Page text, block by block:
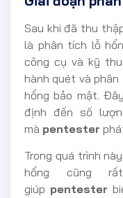
Sau khi đã thu
là phân tích lỗ
công cụ và kỹ
hành quét và
hổng bảo mật.
định đến số
mà pentester
Trong quá trình
hổng cũng
giúp pentester